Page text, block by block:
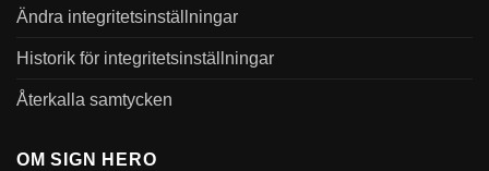
Ändra integritetsinställningar
Historik för integritetsinställningar
Återkalla samtycken
OM SIGN HERO